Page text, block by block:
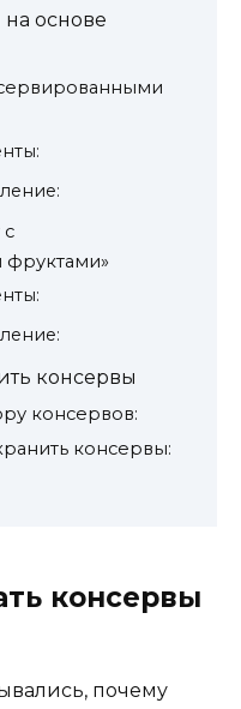
основе
консервы
консервов:
консервы:
консервы
почему